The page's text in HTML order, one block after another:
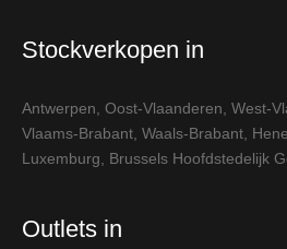
Stockverkopen in
Antwerpen Oost-Vlaanderen West-
Vlaams-Brabant Waals-Brabant
Luxemburg
Brussels Hoofdstedelijk
Outlets in